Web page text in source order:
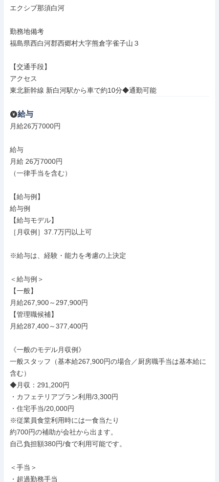
エクシブ那須白河
勤務地備考
福島県西白河郡西郷村大字熊倉字雀子山３
【交通手段】
アクセス
東北新幹線 新白河駅から車で約10分◆通勤可能
給与
月給26万7000円
給与
月給 26万7000円
（一律手当を含む）
【給与例】
給与例
【給与モデル】
［月収例］37.7万円以上可
※給与は、経験・能力を考慮の上決定
＜給与例＞
【一般】
月給267,900～297,900円
【管理職候補】
月給287,400～377,400円
《一般のモデル月収例》
一般スタッフ（基本給267,900円の場合／厨房職手当は基本給に
含む）
◆月収：291,200円
・カフェテリアプラン利用/3,300円
・住宅手当/20,000円
※従業員食堂利用時には一食当たり
約700円の補助が会社から出ます。
自己負担額380円/食で利用可能です。
＜手当＞
・超過勤務手当